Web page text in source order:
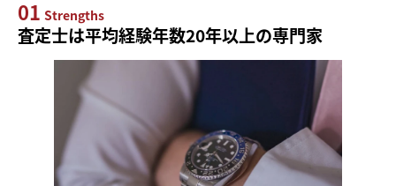
01 Strengths
査定士は平均経験年数20年以上の専門家